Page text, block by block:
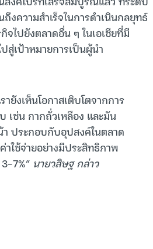
ความสำเร็จในการดำเนินกลยุทธ์
จไปยังตลาดอื่น ๆ ในเอเชียที่มี
สู่เป้าหมายการเป็นผู้นำ
ยังเห็นโอกาสเติบโตจากการ
เช่น กากถั่วเหลือง และมัน
า ประกอบกับอุปสงค์ในตลาด
าใช้จ่ายอย่างมีประสิทธิภาพ
7%” นายวสิษฐ กล่าว